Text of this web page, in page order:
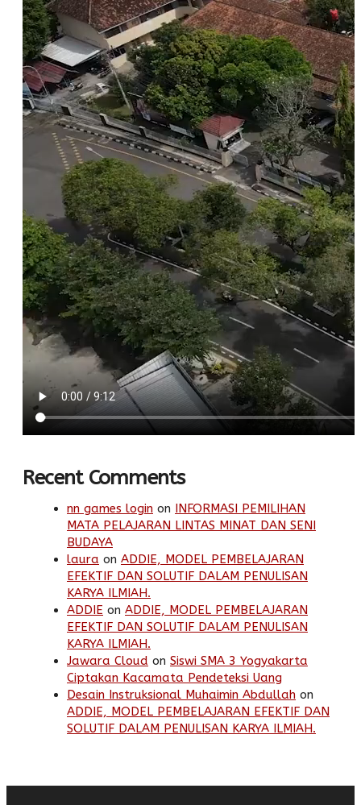
Recent Comments
nn games login on INFORMASI PEMILIHAN
MATA PELAJARAN LINTAS MINAT DAN SENI
BUDAYA
laura on ADDIE, MODEL PEMBELAJARAN
EFEKTIF DAN SOLUTIF DALAM PENULISAN
KARYA ILMIAH.
ADDIE on ADDIE, MODEL PEMBELAJARAN
EFEKTIF DAN SOLUTIF DALAM PENULISAN
KARYA ILMIAH.
Jawara Cloud on Siswi SMA 3 Yogyakarta
Ciptakan Kacamata Pendeteksi Uang
Desain Instruksional Muhaimin Abdullah on
ADDIE, MODEL PEMBELAJARAN EFEKTIF DAN
SOLUTIF DALAM PENULISAN KARYA ILMIAH.